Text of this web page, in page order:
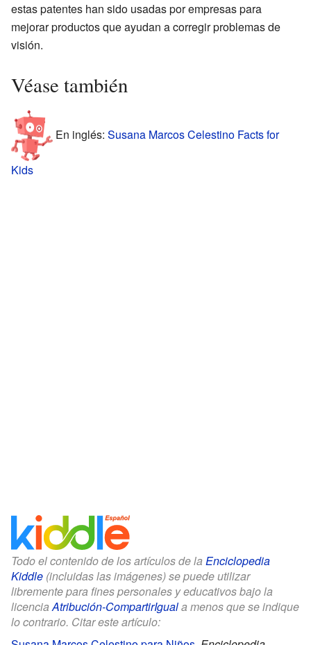
estas patentes han sido usadas por empresas para
mejorar productos que ayudan a corregir problemas de
visión.
Véase también
En inglés: Susana Marcos Celestino Facts for
Kids
Todo el contenido de los artículos de la Enciclopedia
Kiddle (incluidas las imágenes) se puede utilizar
libremente para fines personales y educativos bajo la
licenciaAtribución-CompartirIguala menos que se indique
lo contrario. Citar este artículo: